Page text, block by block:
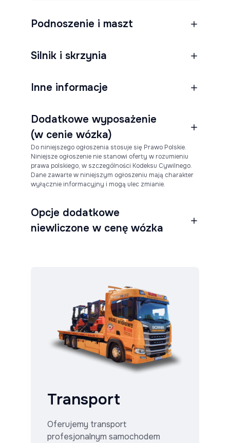
Podnoszenie i maszt
Silnik i skrzynia
Inne informacje
Dodatkowe wyposażenie
(w cenie wózka)
Do niniejszego ogłoszenia stosuje się Prawo Polskie.
Niniejsze ogłoszenie nie stanowi oferty w rozumieniu
prawa polskiego, w szczególności Kodeksu Cywilnego.
Dane zawarte w niniejszym ogłoszeniu mają charakter
wyłącznie informacyjny i mogą ulec zmianie.
Opcje dodatkowe
niewliczone w cenę wózka
Transport
Oferujemy transport
profesjonalnym samochodem